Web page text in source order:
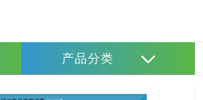
产品分类